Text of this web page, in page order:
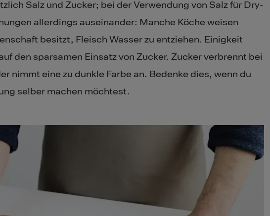
Salz und Zucker; bei der Verwendung von Salz für Dry-
allerdings auseinander: Manche Köche weisen
besitzt, Fleisch Wasser zu entziehen. Einigkeit
den sparsamen Einsatz von Zucker. Zucker verbrennt bei
nimmt eine zu dunkle Farbe an. Bedenke dies, wenn du
selber machen möchtest.